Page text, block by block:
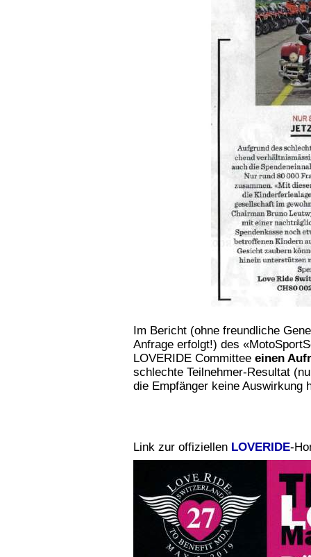
Im Bericht (ohne freundliche
Anfrage erfolgt!) des
LOVERIDE Committee einen
schlechte Teilnehmer-Resultat
die Empfänger keine Auswirkung
Link zur offiziellen LOVERIDE-